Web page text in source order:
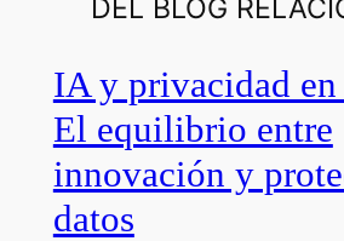
DEL BLOG
IA y privacidad en
El equilibrio entre
innovación y
datos